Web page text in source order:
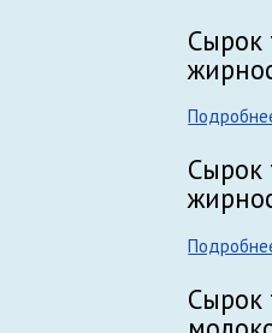
Сырок
Сырок
Сырок